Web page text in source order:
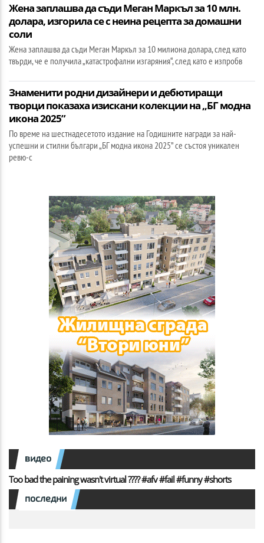
Жена заплашва да съди Меган Маркъл за 10 млн.
долара, изгорила се с неина рецепта за домашни
соли
Жена заплашва да съди Меган Маркъл за 10 милиона долара, след като
твърди, че е получила „катастрофални изгаряния“, след като е изпробв
Знаменити родни дизайнери и дебютиращи
творци показаха изискани колекции на „БГ модна
икона 2025”
По време на шестнадесетото издание на Годишните награди за най-
успешни и стилни българи „БГ модна икона 2025” се състоя уникален
ревю-с
видео
Too bad the paining wasn't virtual ???? #afv #fail #funny #shorts
последни